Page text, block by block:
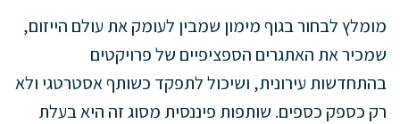
מומלץ לבחור בגוף מימון שמבין לעומק את עולם הייזום,
שמכיר את האתגרים הספציפיים של פרויקטים
בהתחדשות עירונית, ושיכול לתפקד כשותף אסטרטגי ולא
רק כספק כספים. שותפות פיננסית מסוג זה היא בעלת